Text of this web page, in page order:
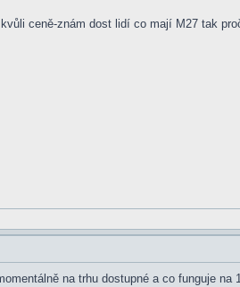
ceně-znám dost lidí co mají M27 tak
na trhu dostupné a co funguje